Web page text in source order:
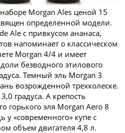
Morgan Ales ценой 15
определенной модели.
Ale с привкусом ананаса,
напоминает о классическом
Morgan 4/4 и имеет
безводного этилового
Темный эль Morgan 3
возрожденной трехколеске.
градуса. А крепость
горького эля Morgan Aero 8
у «современного» купе с
объем двигателя 4,8 л.